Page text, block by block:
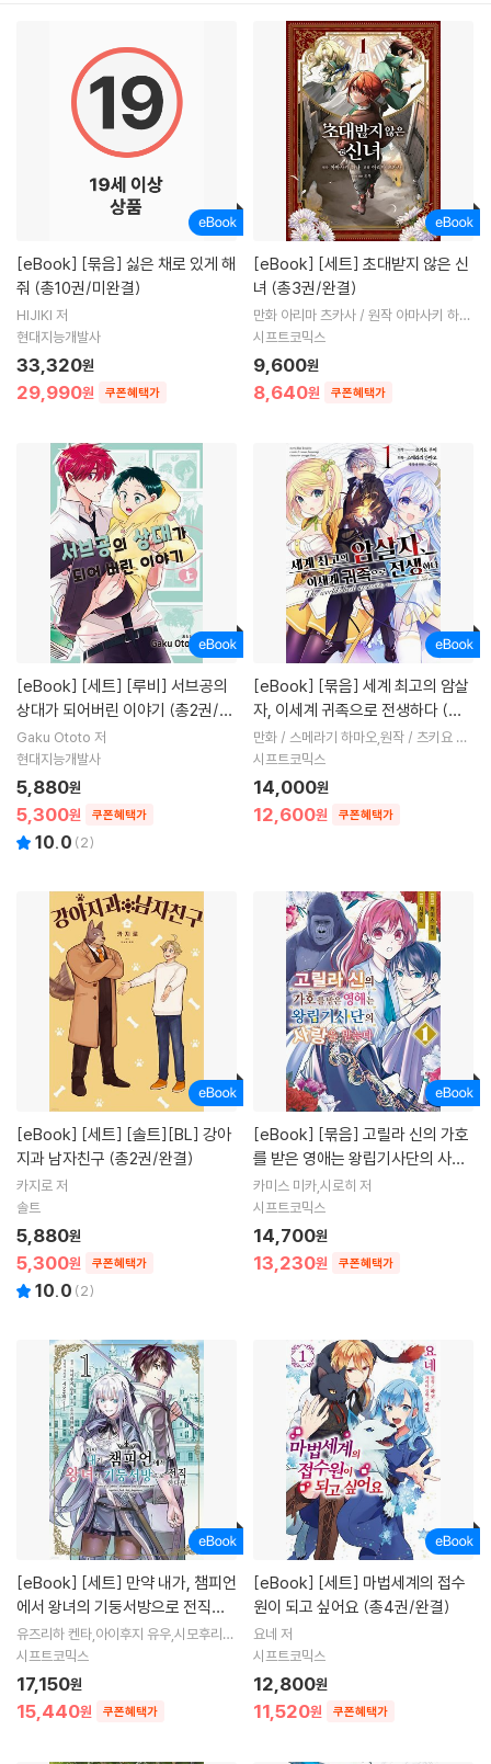
[eBook]
줘 (총10권/미완결)
HIJIKI 저
현대지능개발사
29,990원 쿠폰혜택가
33,320원
[eBook]
녀 (총3권/완결)
만화 아리마 츠카사 / 원작 아마사키 하나
저
시프트코믹스
8,640원 쿠폰혜택가
9,600원
[eBook]
상대가 되어버린 이야기 (총2권/완
결)
Gaku Ototo 저
현대지능개발사
5,300원 쿠폰혜택가
5,880원
10.0 (2)
[eBook]
자, 이세계 귀족으로 전생하다 (총5
권/미완결)
만화 / 스메라기 하마오,원작 / 츠키요 루
시프트코믹스
12,600원 쿠폰혜택가
14,000원
[eBook]
지과 남자친구 (총2권/완결)
카지로 저
솔트
5,300원 쿠폰혜택가
5,880원
10.0 (2)
[eBook]
를 받은 영애는 왕립기사단의 사랑
을 받는다 (총6권/미완결)
카미스 미카,시로히 저
시프트코믹스
13,230원 쿠폰혜택가
14,700원
[eBook]
에서 왕녀의 기둥서방으로 전직한
다면. (총7권/완결)
유즈리하 켄타,아이후지 유우,시모후리(L
aplacian) 저
시프트코믹스
15,440원 쿠폰혜택가
17,150원
[eBook]
원이 되고 싶어요 (총4권/완결)
요네 저
시프트코믹스
11,520원 쿠폰혜택가
12,800원